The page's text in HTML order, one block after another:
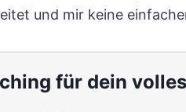
und mir keine
für dein